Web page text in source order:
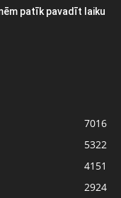
patīk pavadīt laiku
7016
5322
4151
2924